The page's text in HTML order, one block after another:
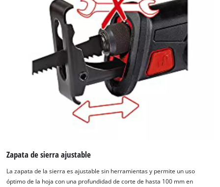
¡Necesitamos su consentimiento para
cargar el servicio Google Maps!
This content is not permitted to load due
to trackers that are not disclosed to the
visitor. The website owner needs to setup
the site with their CMP to add this content
to the list of technologies used.
Powered byUsercentrics Consent
Management Platform
Zapata de sierra ajustable
La zapata de la sierra es ajustable sin herramientas y permite un uso
óptimo de la hoja con una profundidad de corte de hasta 100 mm en